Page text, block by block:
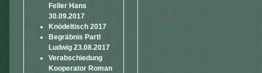
Feller Hans
30.09.2017
Knödeltisch 2017
Begräbnis Partl
Ludwig 23.08.2017
Verabschiedung
Kooperator Roman